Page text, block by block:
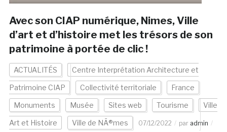
Avec son CIAP numérique, Nimes, Ville
d’art et d’histoire met les trésors de son
patrimoine à portée de clic !
ACTUALITÉS Centre Interprétation Architecture et
Patrimoine CIAP Collectivité territoriale France
Monuments Musée Sites web Tourisme Ville
Art et Histoire Ville de NÃ®mes 07/12/2022 par admin